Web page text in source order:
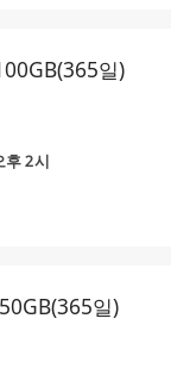
일)
후 2시
일)